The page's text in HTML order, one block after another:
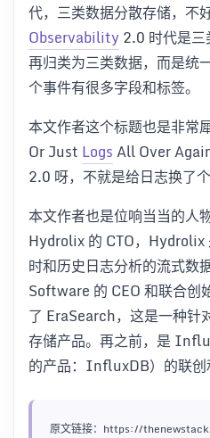
代，三类数据分散存储，不
Observability 2.0 时代是
再归类为三类数据，而是统
个事件有很多字段和标签。
本文作者这个标题也是非
Or Just LogsAll Over
2.0 呀，不就是给日志换了个
本文作者也是位响当当的人
Hydrolix 的 CTO，Hydrolix
时和历史日志分析的流式数
Software 的 CEO 和联合
了 EraSearch，这是一种
存储产品。再之前，是
的产品：InfluxDB）的联创
原文链接：https://